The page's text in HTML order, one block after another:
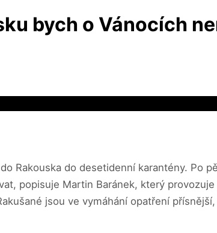
bych o Vánocích
Rakouska do desetidenní karantény. Po
popisuje Martin Baránek, který
jsou ve vymáhání opatření